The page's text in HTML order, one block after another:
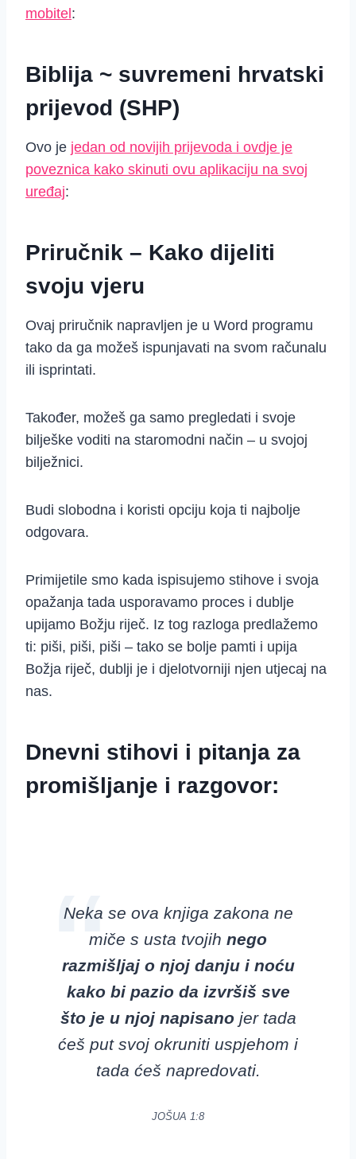
mobitel:
Biblija ~ suvremeni hrvatski
prijevod (SHP)
Ovo je jedan od novijih prijevoda i ovdje je
poveznica kako skinuti ovu aplikaciju na svoj
uređaj:
Priručnik – Kako dijeliti
svoju vjeru
Ovaj priručnik napravljen je u Word programu
tako da ga možeš ispunjavati na svom računalu
ili isprintati.
Također, možeš ga samo pregledati i svoje
bilješke voditi na staromodni način – u svojoj
bilježnici.
Budi slobodna i koristi opciju koja ti najbolje
odgovara.
Primijetile smo kada ispisujemo stihove i svoja
opažanja tada usporavamo proces i dublje
upijamo Božju riječ. Iz tog razloga predlažemo
ti: piši, piši, piši – tako se bolje pamti i upija
Božja riječ, dublji je i djelotvorniji njen utjecaj na
nas.
Dnevni stihovi i pitanja za
promišljanje i razgovor:
Neka se ova knjiga zakona ne
miče s usta tvojih nego
razmišljaj o njoj danju i noću
kako bi pazio da izvršiš sve
što je u njoj napisano jer tada
ćeš put svoj okruniti uspjehom i
tada ćeš napredovati.
JOŠUA 1:8